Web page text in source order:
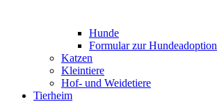
Hunde
Formular zur Hundeadoption
Katzen
Kleintiere
Hof- und Weidetiere
Tierheim